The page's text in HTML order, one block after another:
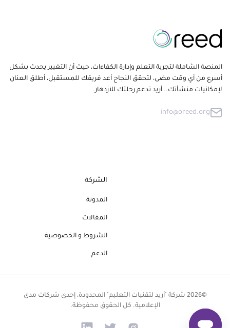
المنصة الشاملة لتجربة التعلم وإدارة الكفاءات، حيث أن التغيير يحدث بشكل
أسرع من أي وقت مضى، لتحقق النجاح أعد فريقك للمستقبل، أطلق العنان
لإمكانيات منشأتك.. أريد تدعم رحلتك للازدهار.
info@oreed.org
الشركة
المدونة
المقالات
الشروط و الخصوصية
الدعم
©2026 شركة "أريد لتقنيات التعليم" المحدودة، إحدى شركات مدى
الإعلامية. كل الحقوق محفوظة.